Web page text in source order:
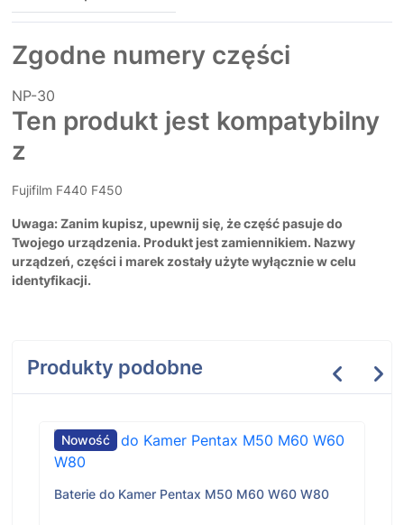
Zgodne numery części
NP-30
Ten produkt jest kompatybilny
z
Fujifilm F440 F450
Uwaga: Zanim kupisz, upewnij się, że część pasuje do
Twojego urządzenia. Produkt jest zamiennikiem. Nazwy
urządzeń, części i marek zostały użyte wyłącznie w celu
identyfikacji.
Produkty podobne
Nowość
Baterie do Kamer Pentax M50 M60 W60 W80